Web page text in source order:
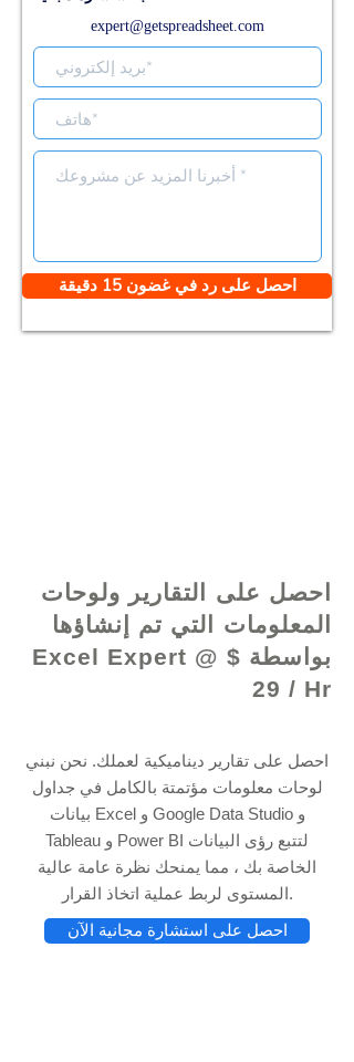
احصل على التقارير ولوحات
المعلومات التي تم إنشاؤها
بواسطة Excel Expert @ $
29 / Hr
احصل على تقارير ديناميكية لعملك. نحن نبني
لوحات معلومات مؤتمتة بالكامل في جداول
بيانات Excel و Google Data Studio و
Tableau و Power BI لتتبع رؤى البيانات
الخاصة بك ، مما يمنحك نظرة عامة عالية
المستوى لربط عملية اتخاذ القرار.
احصل على استشارة مجانية الآن
expert@getspreadsheet.com
احصل على رد في غضون 15 دقيقة